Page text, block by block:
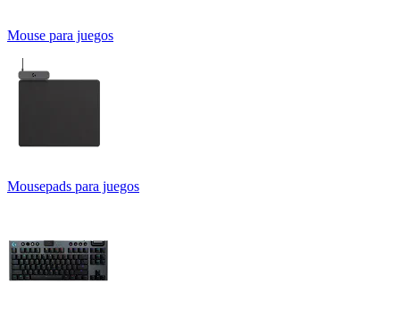
Mouse para juegos
Mousepads para juegos